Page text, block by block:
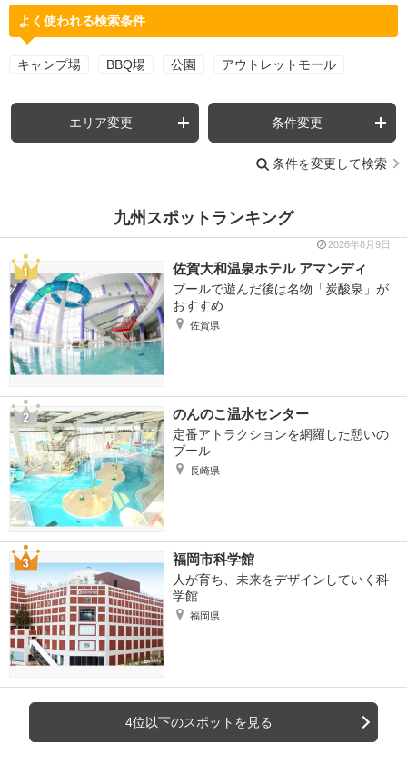
よく使われる検索条件
キャンプ場 BBQ場 公園 アウトレットモール
エリア変更 条件変更
条件を変更して検索
九州スポットランキング
2026年8月9日
佐賀大和温泉ホテル アマンディ
プールで遊んだ後は名物「炭酸泉」が
おすすめ
佐賀県
のんのこ温水センター
定番アトラクションを網羅した憩いの
プール
長崎県
福岡市科学館
人が育ち、未来をデザインしていく科
学館
福岡県
4位以下のスポットを見る